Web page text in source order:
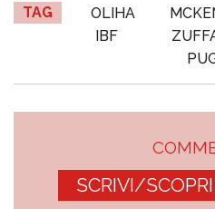
TAG OLIHA
IBF
SCRIVI/